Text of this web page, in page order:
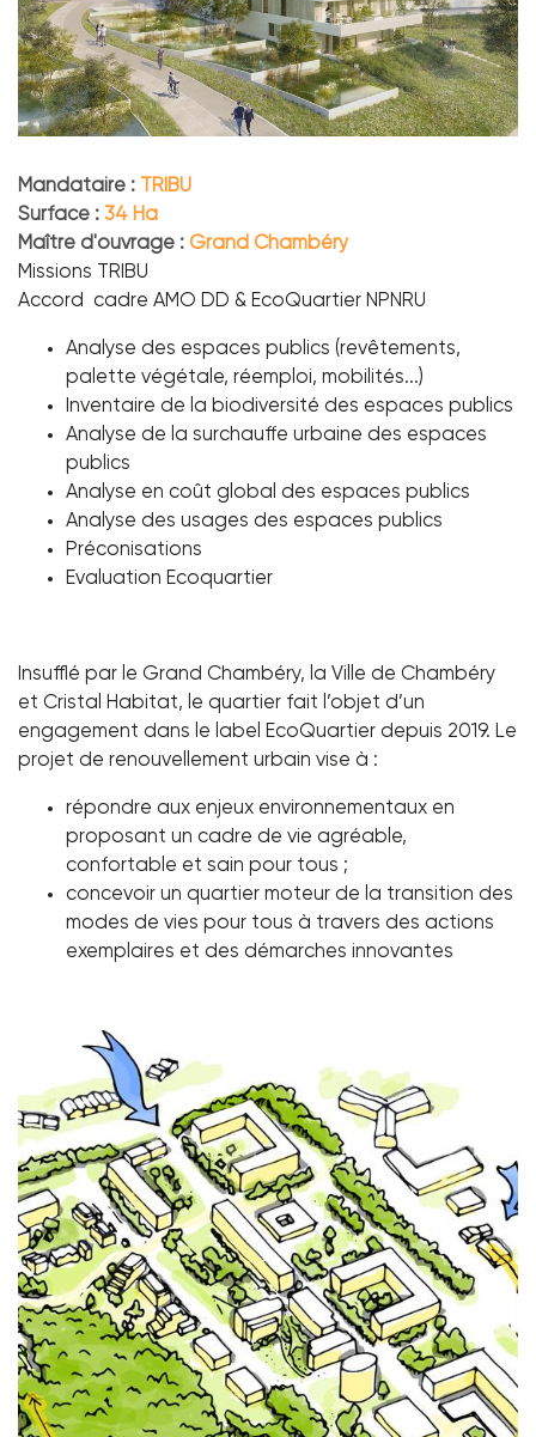
Mandataire : TRIBU
Surface : 34 Ha
Maître d'ouvrage : Grand Chambéry
Missions TRIBU
Accord cadre AMO DD & EcoQuartier NPNRU
Analyse des espaces publics (revêtements,
palette végétale, réemploi, mobilités...)
Inventaire de la biodiversité des espaces publics
Analyse de la surchauffe urbaine des espaces
publics
Analyse en coût global des espaces publics
Analyse des usages des espaces publics
Préconisations
Evaluation Ecoquartier
Insufflé par le Grand Chambéry, la Ville de Chambéry
et Cristal Habitat, le quartier fait l’objet d’un
engagement dans le label EcoQuartier depuis 2019. Le
projet de renouvellement urbain vise à :
répondre aux enjeux environnementaux en
proposant un cadre de vie agréable,
confortable et sain pour tous ;
concevoir un quartier moteur de la transition des
modes de vies pour tous à travers des actions
exemplaires et des démarches innovantes